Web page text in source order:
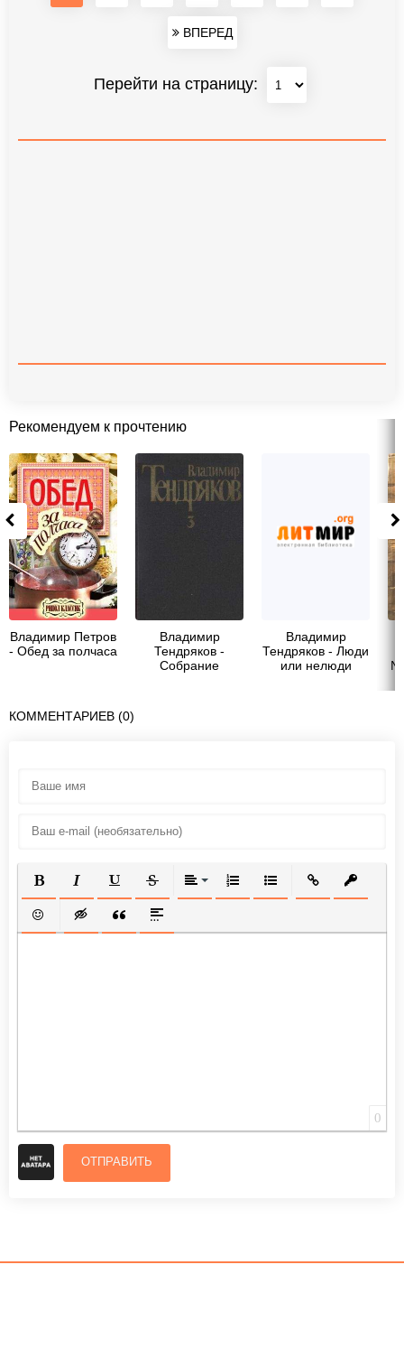
ВПЕРЕД
Перейти на страницу:
Рекомендуем к прочтению
Владимир Петров
- Обед за полчаса
Владимир
Тендряков -
Собрание
Владимир
Тендряков - Люди
или нелюди
№
КОММЕНТАРИЕВ (0)
ПОЛУЖИРНЫЙ
КУРСИВПОДЧЕРКНУТЫЙ
ЗАЧЕРКНУТЫЙВЫРАВНИВАНИЕ
НУМЕРОВАННЫЙ СПИСОК
МАРКИРОВАННЫЙ
ВСТАВИТЬ
ВСТАВИТЬ СМАЙЛИК
ВСТАВКА СКРЫТОГО ТЕКСТА
ВСТАВКА ЦИТАТЫ
ВСТАВКА СПОЙЛЕРА
0
ОТПРАВИТЬ